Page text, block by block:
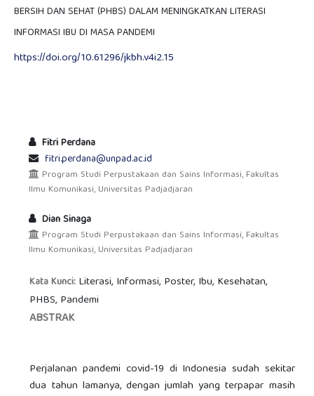
BERSIH DAN SEHAT (PHBS) DALAM MENINGKATKAN LITERASI
INFORMASI IBU DI MASA PANDEMI
https://doi.org/10.61296/jkbh.v4i2.15
Fitri Perdana
fitri.perdana@unpad.ac.id
Program Studi Perpustakaan dan Sains Informasi, Fakultas
Ilmu Komunikasi, Universitas Padjadjaran
Dian Sinaga
Program Studi Perpustakaan dan Sains Informasi, Fakultas
Ilmu Komunikasi, Universitas Padjadjaran
Kata Kunci: Literasi, Informasi, Poster, Ibu, Kesehatan,
PHBS, Pandemi
ABSTRAK
Perjalanan pandemi covid-19 di Indonesia sudah sekitar
dua tahun lamanya, dengan jumlah yang terpapar masih